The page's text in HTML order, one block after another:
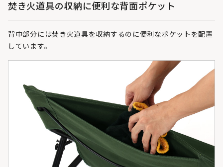
焚き火道具の収納に便利な背面ポケット
背中部分には焚き火道具を収納するのに便利なポケットを配置
しています。